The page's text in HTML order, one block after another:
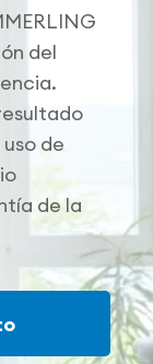
del
de
de la